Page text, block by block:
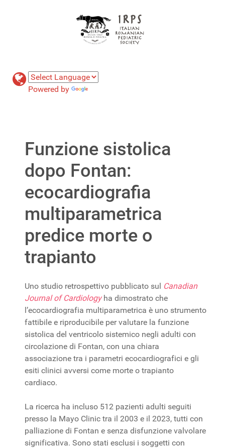
Powered by
Funzione sistolica
dopo Fontan:
ecocardiografia
multiparametrica
predice morte o
trapianto
Uno studio retrospettivo pubblicato sul Canadian
Journal of Cardiologyha dimostrato che
l’ecocardiografia multiparametrica è uno strumento
fattibile e riproducibile per valutare la funzione
sistolica del ventricolo sistemico negli adulti con
circolazione di Fontan, con una chiara
associazione tra i parametri ecocardiografici e gli
esiti clinici avversi come morte o trapianto
cardiaco.
La ricerca ha incluso 512 pazienti adulti seguiti
presso la Mayo Clinic tra il 2003 e il 2023, tutti con
palliazione di Fontan e senza disfunzione valvolare
significativa. Sono stati esclusi i soggetti con